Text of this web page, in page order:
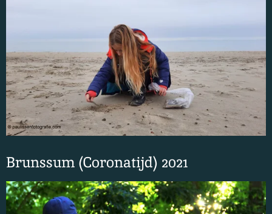
Brunssum (Coronatijd) 2021